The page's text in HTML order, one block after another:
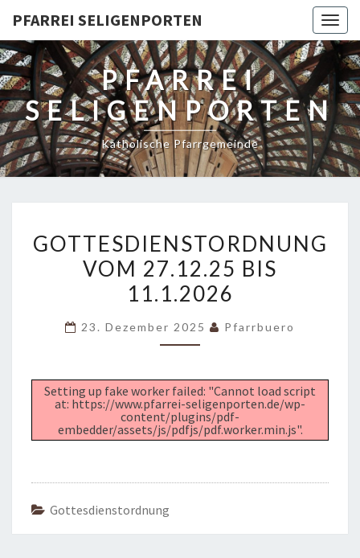
PFARREI SELIGENPORTEN
PFARREI
SELIGENPORTEN
Katholische Pfarrgemeinde
VOM
27.12.25
BIS
GOTTESDIENSTORDNUNG
VOM 27.12.25 BIS
11.1.2026
23. Dezember 2025 Pfarrbuero
Setting up fake worker failed: "Cannot load script
at: https://www.pfarrei-seligenporten.de/wp-
content/plugins/pdf-
embedder/assets/js/pdfjs/pdf.worker.min.js".
Gottesdienstordnung